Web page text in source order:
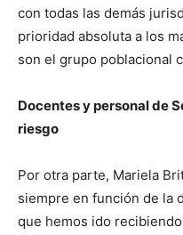
con todas las demás
prioridad absoluta a los
son el grupo poblacional
Docentes y personal de
riesgo
Por otra parte, Mariela
siempre en función de la
que hemos ido